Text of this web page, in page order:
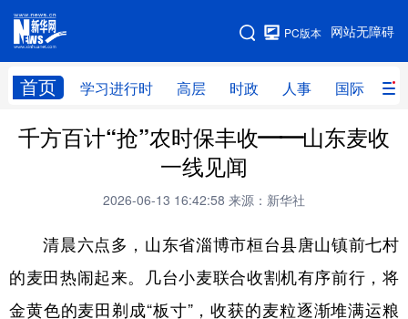
网站无障碍
PC版本
首页 学习进行时 高层 时政 人事 国际 财
网站地图
学习进行时 高层 时政 人事
网评
科技 科创 量子 体育
文化 书画 健康 军事
千方百计“抢”农时保丰收——山东麦收
一线见闻
2026-06-13 16:42:58 来源：新华社
清晨六点多，山东省淄博市桓台县唐山镇前七村
的麦田热闹起来。几台小麦联合收割机有序前行，将
金黄色的麦田剃成“板寸”，收获的麦粒逐渐堆满运粮